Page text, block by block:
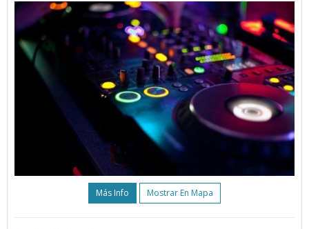
Más Info Mostrar En Mapa